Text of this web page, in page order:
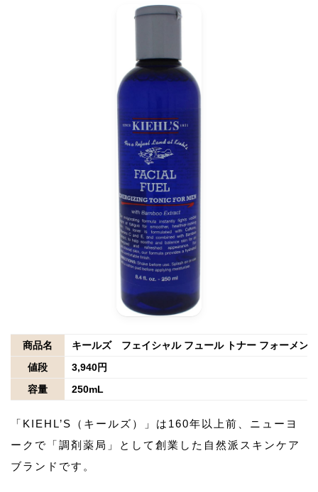
商品名
キールズ フェイシャル フュール トナー フォーメン
値段
3,940円
容量
250mL
「KIEHL’S（キールズ）」は160年以上前、ニューヨ
ークで「調剤薬局」として創業した自然派スキンケア
ブランドです。